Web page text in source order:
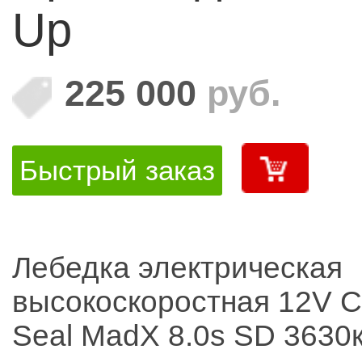
Up
225 000 руб.
Быстрый заказ
Лебедка электрическая
высокоскоростная 12V
Seal MadX 8.0s SD